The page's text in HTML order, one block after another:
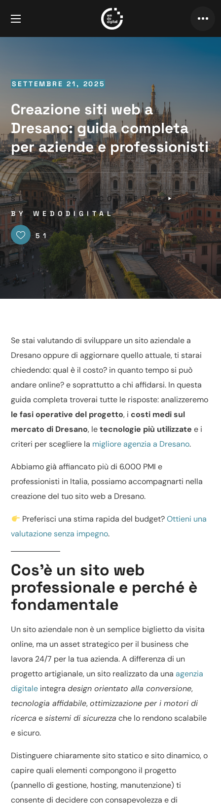
SETTEMBRE 21, 2025
Creazione siti web a
Dresano: guida completa
per aziende e professionisti
SITI WEB & E-COMMERCE
BY WEDODIGITAL
51
Se stai valutando disviluppare un sito aziendale a
Dresano oppure di aggiornare quello attuale, ti starai
chiedendo: qual è il costo? in quanto tempo si può
andare online? e soprattutto a chi affidarsi. In questa
guida completa troverai tutte le risposte: analizzeremo
le fasi operative del progetto, icosti medi sul
mercato di Dresano, letecnologie più utilizzate e i
criteri per scegliere la migliore agenzia a Dresano.
Abbiamo già affiancato più di 6.000 PMI e
professionisti in Italia, possiamo accompagnarti nella
creazione del tuo sito web a Dresano.
Preferisci una stima rapida del budget?Ottieni una
valutazione senza impegno.
Cos’è un sito web
professionale e perché è
fondamentale
Unsito aziendale non è un semplice biglietto da visita
online, ma un asset strategico per il business che
lavora 24/7 per la tua azienda. A differenza di un
progetto artigianale, un sito realizzato da unaagenzia
digitale integradesign orientato alla conversione,
tecnologia affidabile,ottimizzazione per i motori di
ricerca esistemi di sicurezza che lo rendono scalabile
e sicuro.
Distinguere chiaramentesito statico e sito dinamico, o
capirequali elementi compongono il progetto
(pannello di gestione, hosting, manutenzione) ti
consente di decidere con consapevolezza e di